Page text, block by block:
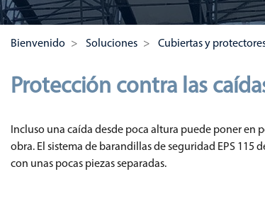
Bienvenido Soluciones Cubiertas y
Protección contra las
Incluso una caída desde poca altura puede poner
obra. El sistema de barandillas de seguridad EPS 115
con unas pocas piezas separadas.